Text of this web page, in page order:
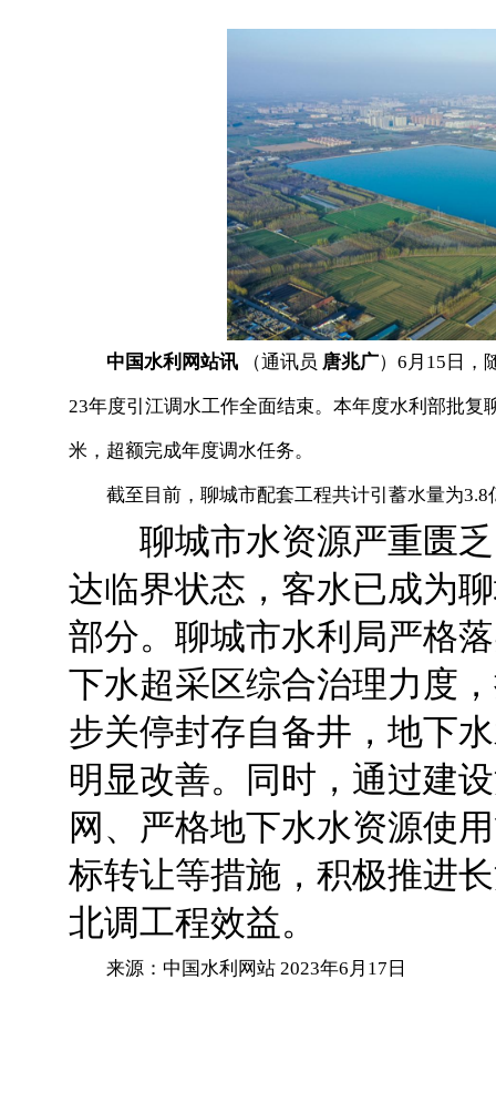
中国水利 网站讯 （通讯员 唐兆广） 6月15日，
23年度引江调水工作全面结束。 本年度水利部批复
米，超额完成年度调水任务。
截至目前，聊城市配套工程共计引蓄水量为
聊城市水资源严重匮
达临界状态，客水已成为
部分。 聊城市水利局严格
下水超采区综合治理力度
步关停封存自备井，地下水
明显改善。同时，通过建
网、严格地下水水资源使
标转让等措施，积极推进
北调工程效益。
来源：中国水利网站 2023年6月17日